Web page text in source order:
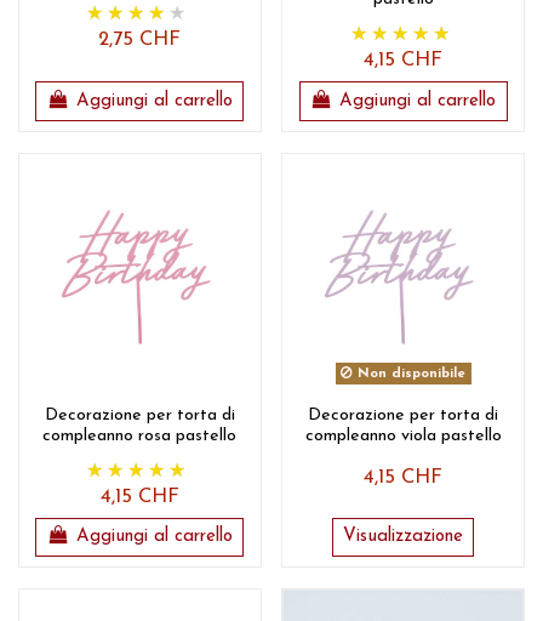
2,75 CHF
Aggiungi al carrello
4,15 CHF
Aggiungi al carrello
Decorazione per torta di
compleanno rosa pastello
4,15 CHF
Aggiungi al carrello
Non disponibile
Decorazione per torta di
compleanno viola pastello
4,15 CHF
Visualizzazione